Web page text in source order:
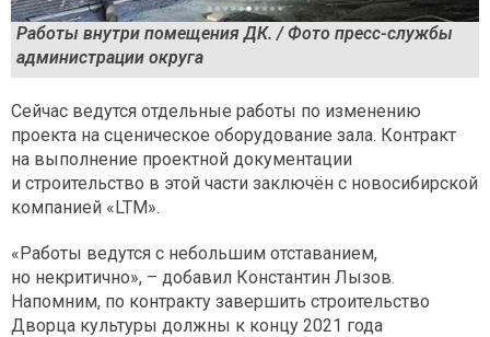
Работы внутри помещения ДК. / Фото пресс-службы
администрации округа
Сейчас ведутся отдельные работы по изменению
проекта на сценическое оборудование зала. Контракт
на выполнение проектной документации
и строительство в этой части заключён с новосибирской
компанией «LTM».
«Работы ведутся с небольшим отставанием,
но некритично», – добавил Константин Лызов.
Напомним, по контракту завершить строительство
Дворца культуры должны к концу 2021 года